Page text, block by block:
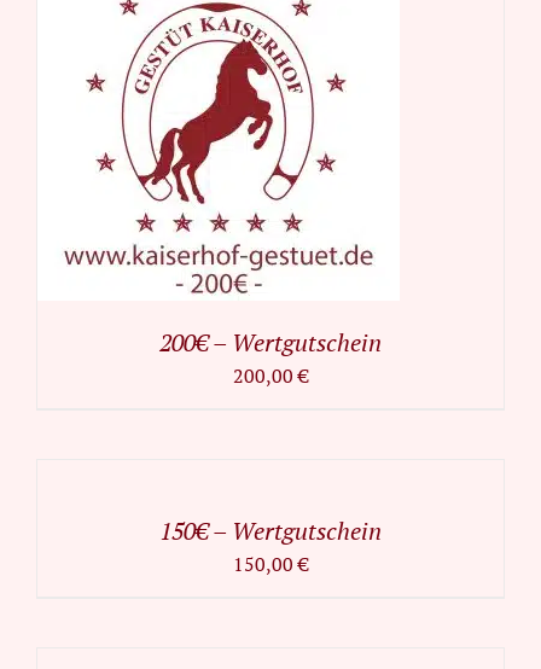
200€ – Wertgutschein
200,00€
150€ – Wertgutschein
150,00€